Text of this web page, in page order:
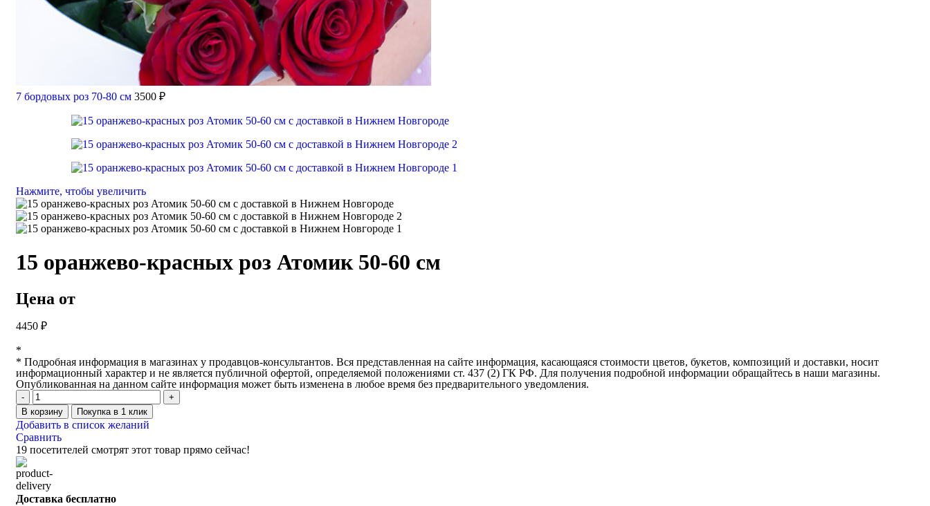
7 бордовых роз 70-80 см 3500 ₽
Нажмите, чтобы увеличить
15 оранжево-красных роз Атомик 50-60 см
Цена от
4450 ₽
*
* Подробная информация в магазинах у продавцов-консультантов. Вся представленная на сайте информация, касающаяся стоимости цветов, букетов, композиций и доставки, носит
информационный характер и не является публичной офертой, определяемой положениями ст. 437 (2) ГК РФ. Для получения подробной информации обращайтесь в наши магазины.
Опубликованная на данном сайте информация может быть изменена в любое время без предварительного уведомления.
В корзину Покупка в 1 клик
Добавить в список желаний
Сравнить
19 посетителей смотрят этот товар прямо сейчас!
Доставка бесплатно